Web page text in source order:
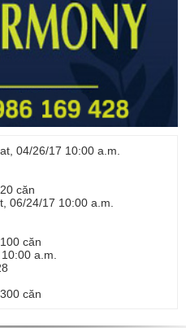
04/26/17 10:00 a.m.
20 căn
06/24/17 10:00 a.m.
100 căn
a.m.
300 căn